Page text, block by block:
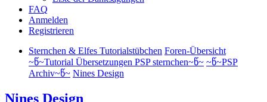
FAQ
Anmelden
Registrieren
Sternchen & Elfes Tutorialstübchen Foren-Übersicht
~წ~Tutorial Übersetzungen PSP sternchen~წ~ ~წ~PSP
Archiv~წ~ Nines Design
Nines Design